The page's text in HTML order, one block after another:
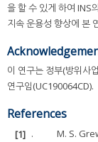
을 할 수 있게 하여 INS
지속 운용성 향상에 본
이 연구는 정부(방위사
연구임(UC190064CD).
References
[1] . M. S.